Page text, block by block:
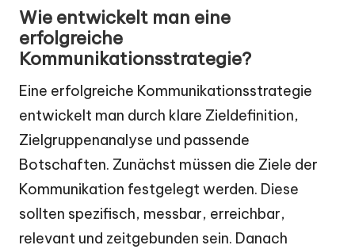
Wie entwickelt man eine
erfolgreiche
Kommunikationsstrategie?
Eine erfolgreiche Kommunikationsstrategie
entwickelt man durch klare Zieldefinition,
Zielgruppenanalyse und passende
Botschaften. Zunächst müssen die Ziele der
Kommunikation festgelegt werden. Diese
sollten spezifisch, messbar, erreichbar,
relevant und zeitgebunden sein. Danach